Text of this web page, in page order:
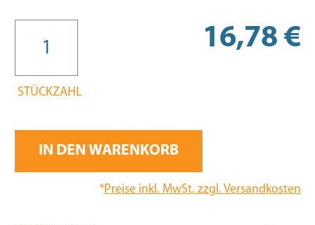
16,78 €
STÜCKZAHL
IN DEN WARENKORB
*Preise inkl. MwSt. zzgl. Versandkosten